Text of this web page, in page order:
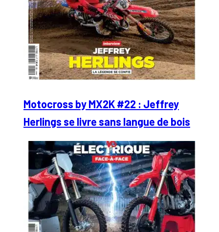
Motocross by MX2K #22 : Jeffrey
Herlings se livre sans langue de bois